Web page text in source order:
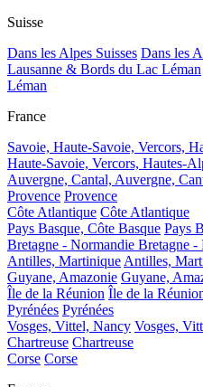
Suisse
Dans les Alpes Suisses Dans les
Lausanne & Bords du Lac Léman
Léman
France
Savoie, Haute-Savoie, Vercors,
Haute-Savoie, Vercors, Hautes-
Auvergne, Cantal, Auvergne,
Provence Provence
Côte Atlantique Côte Atlantique
Pays Basque, Côte Basque Pays
Bretagne - Normandie Bretagne -
Antilles, Martinique Antilles,
Guyane, Amazonie Guyane,
Île de la Réunion Île de la
Pyrénées Pyrénées
Vosges, Vittel, Nancy Vosges,
Chartreuse Chartreuse
Corse Corse